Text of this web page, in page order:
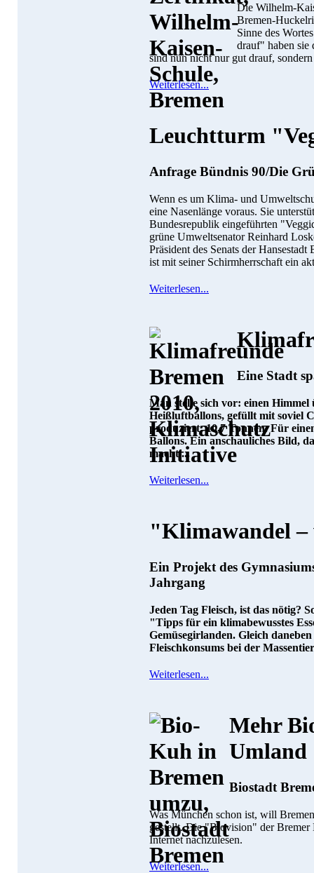
Die Wilhelm-
Bremen-
Sinne des
drauf" haben sie
sind nun nicht nur gut drauf,
Weiterlesen...
Leuchtturm
Anfrage Bündnis 90/Die
Wenn es um Klima- und
eine Nasenlänge voraus. Sie
Bundesrepublik eingeführten
grüne Umweltsenator Reinhard
Präsident des Senats der
ist mit seiner Schirmherrschaft ein
Weiterlesen...
Eine Stadt
Man stelle sich vor: einen
Heißluftballons, gefüllt mit soviel
produziert: 10,7 Tonnen. Für
Ballons. Ein anschauliches Bild,
macht....
Weiterlesen...
"Klimawandel
Ein Projekt des
Jahrgang
Jeden Tag Fleisch, ist das nötig?
"Tipps für ein klimabewusstes
Gemüsegirlanden. Gleich
Fleischkonsums bei der
Weiterlesen...
Mehr
Umland
Biostadt
Was München schon ist, will
gestellt. Die "Biovision" der Bremer
Internet nachzulesen.
Weiterlesen...